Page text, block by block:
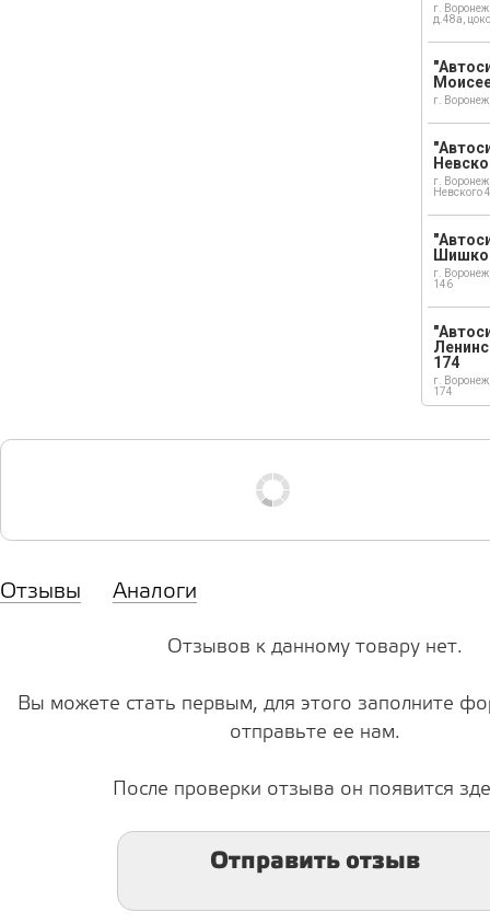
г.
д.48а,
г.
г.
Невского
г.
146
174
г.
174
Отзывы Аналоги
Отзывов к данному товару нет.
Вы можете стать первым, для этого заполните
отправьте ее нам.
После проверки отзыва он появится
Отправить отзыв